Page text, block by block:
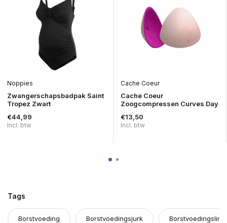
Noppies
Zwangerschapsbadpak Saint
Tropez Zwart
€44,99
Incl. btw
Cache Coeur
Cache Coeur
Zoogcompressen Curves Day
€13,50
Incl. btw
Tags
Borstvoeding Borstvoedingsjurk